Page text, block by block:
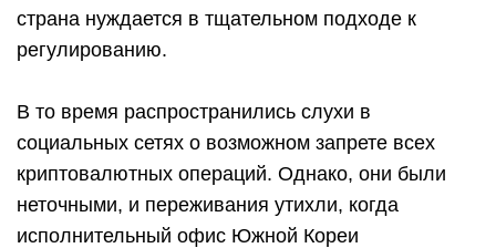
страна нуждается в тщательном подходе к
регулированию.
В то время распространились слухи в
социальных сетях о возможном запрете всех
криптовалютных операций. Однако, они были
неточными, и переживания утихли, когда
исполнительный офис Южной Кореи